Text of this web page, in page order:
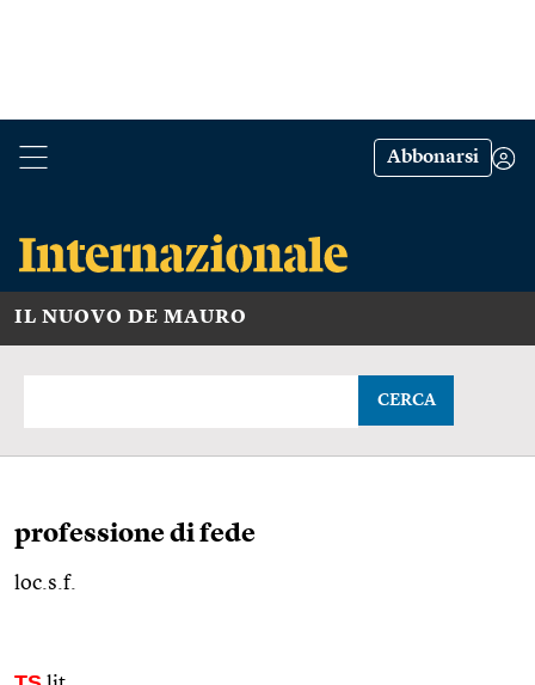
Abbonarsi
IL NUOVO DE MAURO
CERCA
professione di fede
loc.s.f.